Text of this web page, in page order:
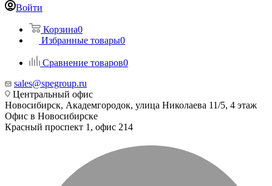
Войти
Корзина0
Избранные товары0
Сравнение товаров0
sales@spegroup.ru
Центральный офис
Новосибирск, Академгородок, улица Николаева 11/5, 4 этаж
Офис в Новосибирске
Красный проспект 1, офис 214